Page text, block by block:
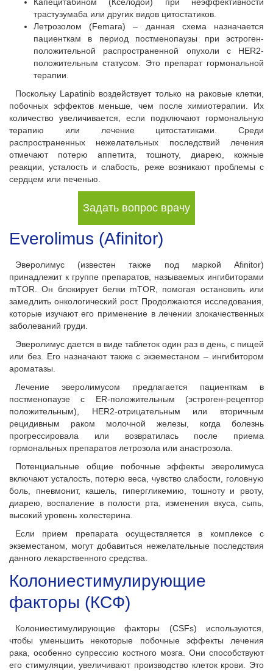
Капецитабином (Кселодой) при неэффективности
трастузумаба или других видов цитостатиков.
Летрозолом (Femara) – данная схема назначается
пациенткам в период постменопаузы при эстроген-
положительной распространенной опухоли с HER2-
положительным статусом. Это препарат гормональной
терапии.
Поскольку Lapatinib воздействует только на раковые клетки,
побочных эффектов меньше, чем после химиотерапии. Их
количество увеличивается, если подключают гормональную
терапию или лечение цитостатиками. Среди
распространенных нежелательных последствий лечения
отмечают потерю аппетита, тошноту, диарею, кожные
реакции, усталость и слабость, реже возникают проблемы с
сердцем или печенью.
Задать вопрос врачу
Everolimus (Afinitor)
Эверолимус (известен также под маркой Afinitor)
принадлежит к группе препаратов, называемых ингибиторами
mTOR. Он блокирует белки mTOR, помогая остановить или
замедлить онкологический рост. Продолжаются исследования,
которые изучают его применение в лечении злокачественных
заболеваний груди.
Эверолимус дается в виде таблеток один раз в день, с пищей
или без. Его назначают также с экземестаном – ингибитором
ароматазы.
Лечение эверолимусом предлагается пациенткам в
постменопаузе с ER-положительным (эстроген-рецептор
положительным), HER2-отрицательным или вторичным
рецидивным раком молочной железы, когда болезнь
прогрессировала или возвратилась после приема
гормональных препаратов летрозола или анастрозола.
Потенциальные общие побочные эффекты эверолимуса
включают усталость, потерю веса, чувство слабости, головную
боль, пневмонит, кашель, гипергликемию, тошноту и рвоту,
диарею, воспаление в полости рта, изменения вкуса, сыпь,
высокий уровень холестерина.
Если прием препарата осуществляется в комплексе с
экземестаном, могут добавиться нежелательные последствия
данного лекарственного средства.
Колониестимулирующие
факторы (КСФ)
Колониестимулирующие факторы (CSFs) используются,
чтобы уменьшить некоторые побочные эффекты лечения
рака, особенно супрессию костного мозга. Они способствуют
его стимуляции, увеличивают производство клеток крови. Это